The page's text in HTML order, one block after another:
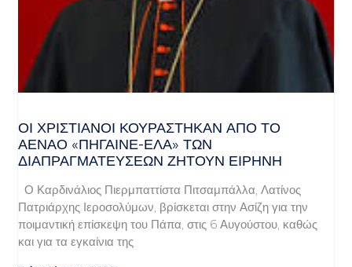
ΟΙ ΧΡΙΣΤΙΑΝΟΊ ΚΟΥΡΆΣΤΗΚΑΝ ΑΠΌ ΤΟ
ΑΈΝΑΟ «ΠΉΓΑΙΝΕ-ΈΛΑ» ΤΩΝ
ΔΙΑΠΡΑΓΜΑΤΕΎΣΕΩΝ ΖΗΤΟΎΝ ΕΙΡΉΝΗ
Ο Καρδινάλιος Πιερμπαττίστα Πιτσαμπάλλα, Λατίνος
Πατριάρχης Ιεροσολύμων, βρίσκεται στην Ασίζη για την
ποιμαντική επίσκεψη του Πάπα, στις 6 Αυγούστου, καθώς
και για τα εγκαίνια της